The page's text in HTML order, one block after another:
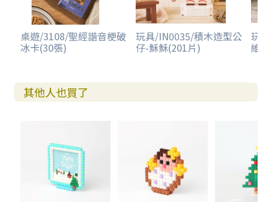
桌遊/3108/聖經諧音梗破
冰卡(30張)
玩具/IN0035/積木造型公
仔-穌穌(201片)
玩
維
其他人也買了